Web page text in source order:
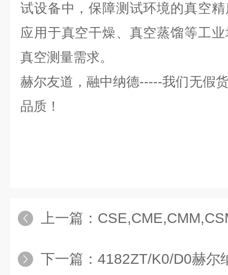
试设备中，保障测试环境的真空
应用于真空干燥、真空蒸馏等工
真空测量需求。
赫尔友道，融中纳德-----我们无假
品质！
上一篇： CSE,CME,CMM,CSM赫尔纳供
下一篇： 4182ZT/K0/D0赫尔纳